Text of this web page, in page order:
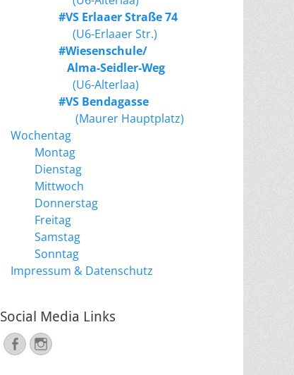
#VS Erlaaer Straße 74
(U6-Erlaaer Str.)
#Wiesenschule/
Alma-Seidler-Weg
(U6-Alterlaa)
#VS Bendagasse
(Maurer Hauptplatz)
Wochentag
Montag
Dienstag
Mittwoch
Donnerstag
Freitag
Samstag
Sonntag
Impressum & Datenschutz
Social Media Links
FacebookInstagram